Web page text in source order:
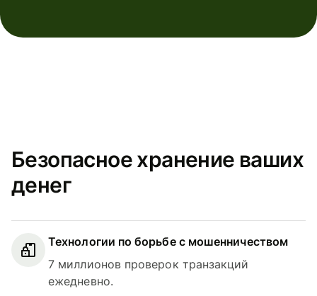
Безопасное хранение ваших
денег
Технологии по борьбе с мошенничеством
7 миллионов проверок транзакций
ежедневно.